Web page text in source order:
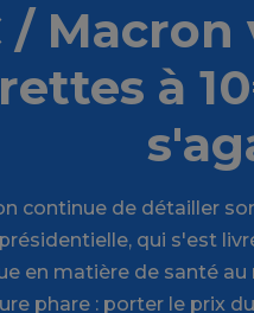
/
à
continue de détailler
qui s'est
en matière de santé au
phare : porter le prix